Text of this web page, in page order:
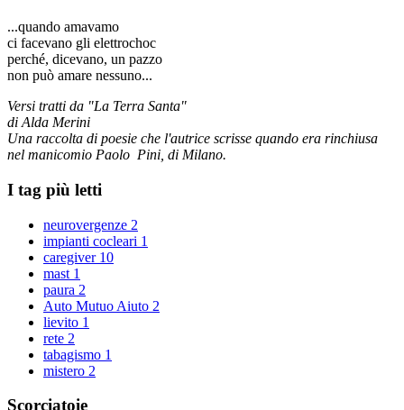
...quando amavamo
ci facevano gli elettrochoc
perché, dicevano, un pazzo
non può amare nessuno...
Versi tratti da "La Terra Santa"
di Alda Merini
Una raccolta di poesie che l'autrice scrisse quando era rinchiusa
nel manicomio Paolo Pini, di Milano.
I tag più letti
neurovergenze 2
impianti cocleari 1
caregiver 10
mast 1
paura 2
Auto Mutuo Aiuto 2
lievito 1
rete 2
tabagismo 1
mistero 2
Scorciatoie